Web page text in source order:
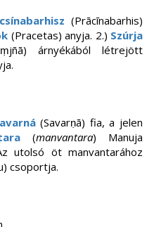
(Prācīnabarhis)
(Pracetas) anyja. 2.) Szúrja
árnyékából létrejött
(Savarṇā) fia, a jelen
(manvantara) Manuja
utolsó öt manvantarához
csoportja.